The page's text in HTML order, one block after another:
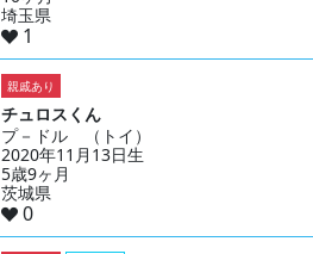
埼玉県
1
親戚あり
チュロスくん
プ－ドル （トイ）
2020年11月13日生
5歳9ヶ月
茨城県
0